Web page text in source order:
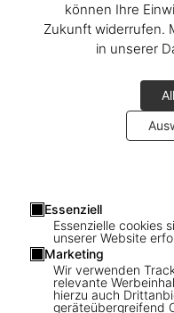
können Ihre
Zukunft widerrufen.
in unserer
Essenziell
Essenzielle cookies
unserer Website
Marketing
Wir verwenden
relevante
hierzu auch
geräteübergreifend
Anton
A signing